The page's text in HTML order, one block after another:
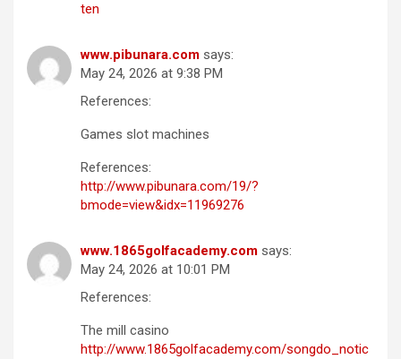
ten
www.pibunara.com says:
May 24, 2026 at 9:38 PM
References:
Games slot machines
References:
http://www.pibunara.com/19/?
bmode=view&idx=11969276
www.1865golfacademy.com says:
May 24, 2026 at 10:01 PM
References:
The mill casino
http://www.1865golfacademy.com/songdo_notic